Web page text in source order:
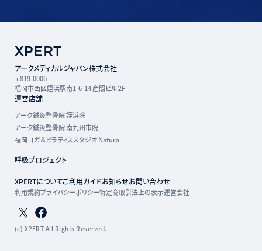
アークメディカルジャパン株式会社
〒819-0006
福岡市西区姪浜駅南1-6-14 産照ビル２F
運営店舗
アーク鍼灸整骨院 姪浜院
アーク鍼灸整骨院 南九州市院
福岡ヨガ＆ピラティススタジオ Natura
呼吸プロジェクト
XPERTについてご利用ガイドお知らせお問い合わせ
利用規約プライバシーポリシー特定商取引法上の表示運営会社
Twitterページ
Facebookページ
(c) XPERT All Rights Reserved.